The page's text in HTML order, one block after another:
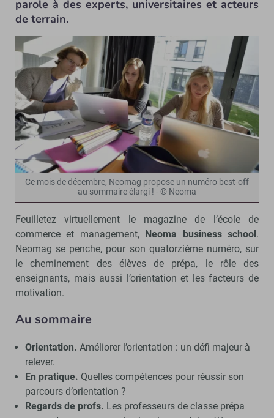
parole à des experts, universitaires et acteurs
de terrain.
Ce mois de décembre, Neomag propose un numéro best-off
au sommaire élargi ! - © Neoma
Feuilletez virtuellement le magazine de l’école de
commerce et management, Neoma business school.
Neomag se penche, pour son quatorzième numéro, sur
le cheminement des élèves de prépa, le rôle des
enseignants, mais aussi l’orientation et les facteurs de
motivation.
Au sommaire
Orientation. Améliorer l’orientation : un défi majeur à
relever.
En pratique. Quelles compétences pour réussir son
parcours d’orientation ?
Regards de profs. Les professeurs de classe prépa